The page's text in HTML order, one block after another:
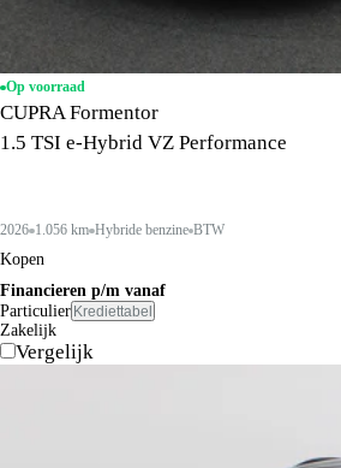
Op voorraad
CUPRA Formentor
1.5 TSI e-Hybrid VZ Performance
2026 1.056 km Hybride benzine BTW
Kopen
Financieren p/m vanaf
Particulier Krediettabel
Zakelijk
Vergelijk